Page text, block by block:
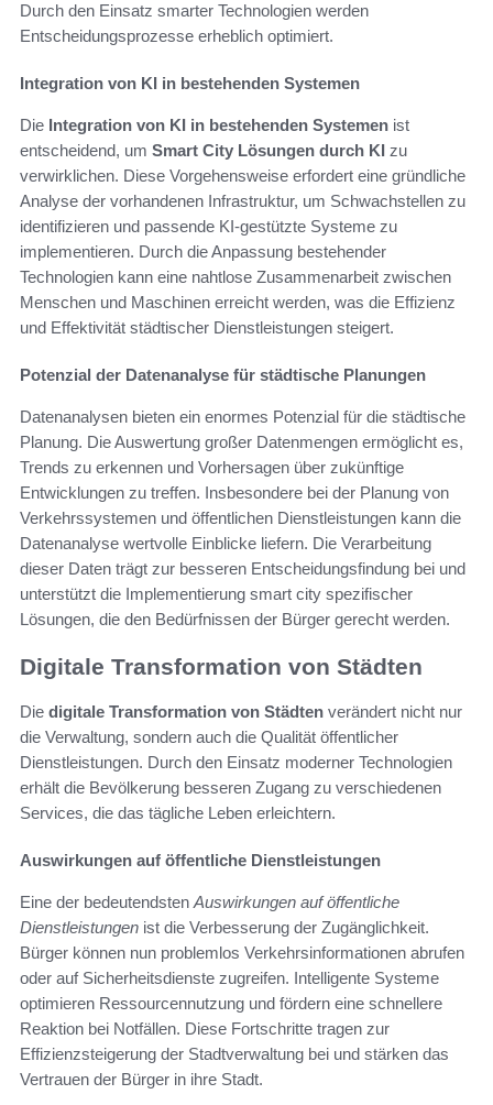
Durch den Einsatz smarter Technologien werden
Entscheidungsprozesse erheblich optimiert.
Integration von KI in bestehenden Systemen
Die Integration von KI in bestehenden Systemen ist
entscheidend, um Smart City Lösungen durch KI zu
verwirklichen. Diese Vorgehensweise erfordert eine gründliche
Analyse der vorhandenen Infrastruktur, um Schwachstellen zu
identifizieren und passende KI-gestützte Systeme zu
implementieren. Durch die Anpassung bestehender
Technologien kann eine nahtlose Zusammenarbeit zwischen
Menschen und Maschinen erreicht werden, was die Effizienz
und Effektivität städtischer Dienstleistungen steigert.
Potenzial der Datenanalyse für städtische Planungen
Datenanalysen bieten ein enormes Potenzial für die städtische
Planung. Die Auswertung großer Datenmengen ermöglicht es,
Trends zu erkennen und Vorhersagen über zukünftige
Entwicklungen zu treffen. Insbesondere bei der Planung von
Verkehrssystemen und öffentlichen Dienstleistungen kann die
Datenanalyse wertvolle Einblicke liefern. Die Verarbeitung
dieser Daten trägt zur besseren Entscheidungsfindung bei und
unterstützt die Implementierung smart city spezifischer
Lösungen, die den Bedürfnissen der Bürger gerecht werden.
Digitale Transformation von Städten
Die digitale Transformation von Städten verändert nicht nur
die Verwaltung, sondern auch die Qualität öffentlicher
Dienstleistungen. Durch den Einsatz moderner Technologien
erhält die Bevölkerung besseren Zugang zu verschiedenen
Services, die das tägliche Leben erleichtern.
Auswirkungen auf öffentliche Dienstleistungen
Eine der bedeutendsten Auswirkungen auf öffentliche
Dienstleistungen ist die Verbesserung der Zugänglichkeit.
Bürger können nun problemlos Verkehrsinformationen abrufen
oder auf Sicherheitsdienste zugreifen. Intelligente Systeme
optimieren Ressourcennutzung und fördern eine schnellere
Reaktion bei Notfällen. Diese Fortschritte tragen zur
Effizienzsteigerung der Stadtverwaltung bei und stärken das
Vertrauen der Bürger in ihre Stadt.